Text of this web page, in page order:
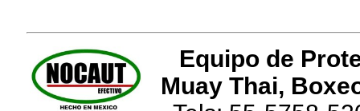
Equipo de
Muay Thai,